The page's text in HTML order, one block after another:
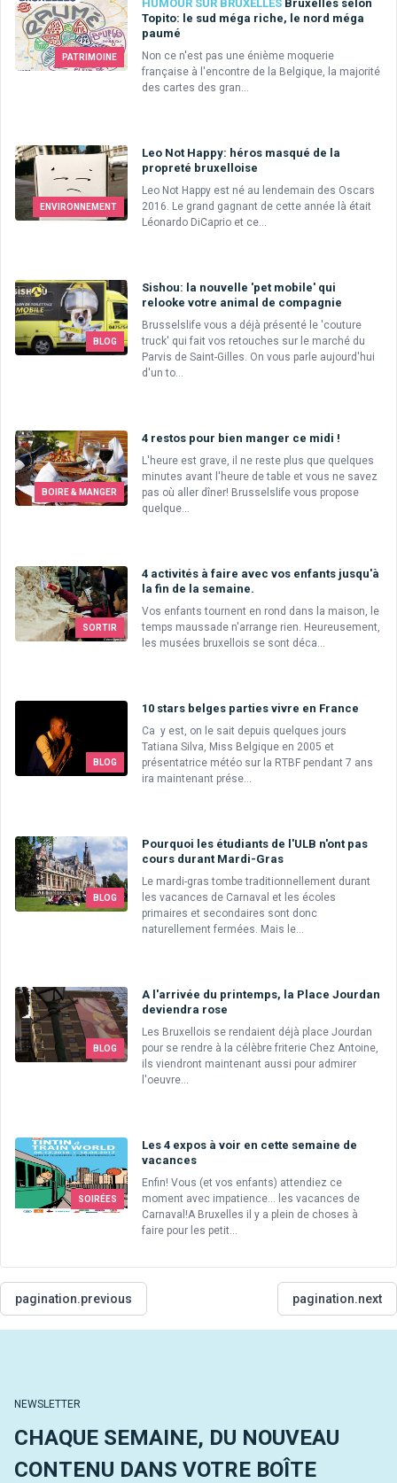
PATRIMOINE
HUMOUR SUR BRUXELLES Bruxelles selon
Topito: le sud méga riche, le nord méga
paumé
Non ce n'est pas une énième moquerie
française à l'encontre de la Belgique, la majorité
des cartes des gran...
ENVIRONNEMENT
Leo Not Happy: héros masqué de la
propreté bruxelloise
Leo Not Happy est né au lendemain des Oscars
2016. Le grand gagnant de cette année là était
Léonardo DiCaprio et ce...
BLOG
Sishou: la nouvelle 'pet mobile' qui
relooke votre animal de compagnie
Brusselslife vous a déjà présenté le 'couture
truck' qui fait vos retouches sur le marché du
Parvis de Saint-Gilles. On vous parle aujourd'hui
d'un to...
BOIRE & MANGER
4 restos pour bien manger ce midi !
L'heure est grave, il ne reste plus que quelques
minutes avant l'heure de table et vous ne savez
pas où aller dîner! Brusselslife vous propose
quelque...
SORTIR
4 activités à faire avec vos enfants jusqu'à
la fin de la semaine.
Vos enfants tournent en rond dans la maison, le
temps maussade n'arrange rien. Heureusement,
les musées bruxellois se sont déca...
BLOG
10 stars belges parties vivre en France
Ca y est, on le sait depuis quelques jours
Tatiana Silva, Miss Belgique en 2005 et
présentatrice météo sur la RTBF pendant 7 ans
ira maintenant prése...
BLOG
Pourquoi les étudiants de l'ULB n'ont pas
cours durant Mardi-Gras
Le mardi-gras tombe traditionnellement durant
les vacances de Carnaval et les écoles
primaires et secondaires sont donc
naturellement fermées. Mais le...
BLOG
A l'arrivée du printemps, la Place Jourdan
deviendra rose
Les Bruxellois se rendaient déjà place Jourdan
pour se rendre à la célèbre friterie Chez Antoine,
ils viendront maintenant aussi pour admirer
l'oeuvre...
SOIRÉES
Les 4 expos à voir en cette semaine de
vacances
Enfin! Vous (et vos enfants) attendiez ce
moment avec impatience... les vacances de
Carnaval!A Bruxelles il y a plein de choses à
faire pour les petit...
pagination.previous pagination.next
NEWSLETTER
CHAQUE SEMAINE, DU NOUVEAU
CONTENU DANS VOTRE BOÎTE